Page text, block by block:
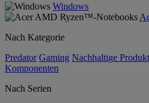
Windows
Nach Kategorie
Predator Gaming Nachhaltige
Komponenten
Nach Serien